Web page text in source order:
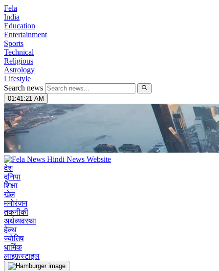
Fela
India
Education
Entertainment
Sports
Technical
Religious
Astrology
Lifestyle
Search news
01:41:22 AM
देश
दुनिया
शिक्षा
खेल
मनोरंजन
तकनीकी
अर्थव्यवस्था
हेल्थ
ज्योतिष
धार्मिक
लाइफ़स्टाइल